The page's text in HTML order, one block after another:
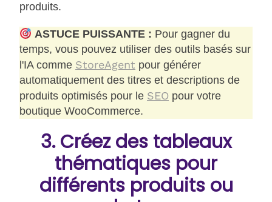
produits.
ASTUCE PUISSANTE : Pour gagner du
temps, vous pouvez utiliser des outils basés sur
l'IA comme StoreAgent pour générer
automatiquement des titres et descriptions de
produits optimisés pour le SEO pour votre
boutique WooCommerce.
3. Créez des tableaux
thématiques pour
différents produits ou